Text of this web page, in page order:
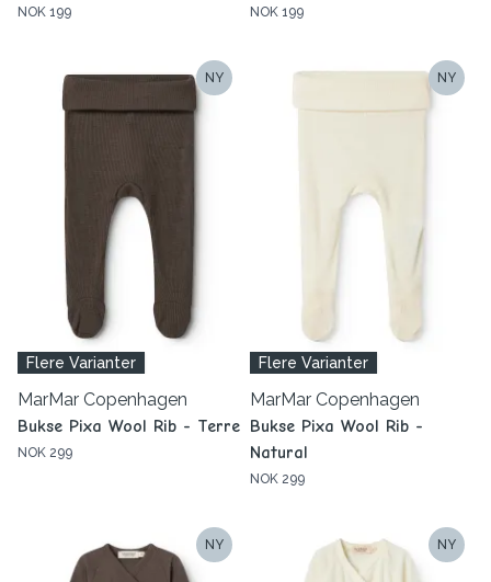
NOK 199 NOK 199
NY
Flere Varianter
MarMar Copenhagen
Bukse Pixa Wool Rib - Terre
NOK 299
NY
Flere Varianter
MarMar Copenhagen
Bukse Pixa Wool Rib -
Natural
NOK 299
NY NY